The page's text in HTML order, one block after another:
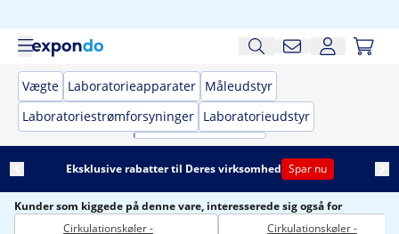
Vægte Laboratorieapparater Måleudstyr
Laboratoriestrømforsyninger Laboratorieudstyr
Eksklusive rabatter til Deres virksomhed Spar nu
Kunder som kiggede på denne vare, interesserede sig også for
Cirkulationskøler -
Cirkulationskøler -